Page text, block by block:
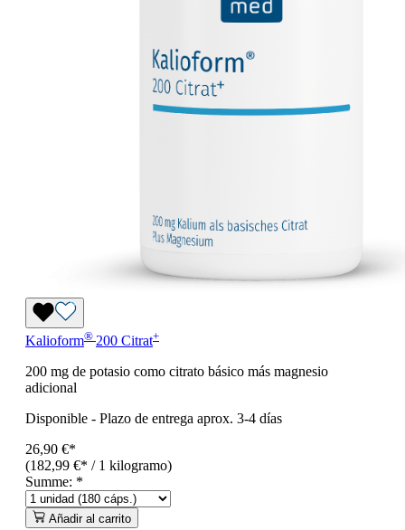
Kalioform® 200 Citrat+
200 mg de potasio como citrato básico más magnesio
adicional
Disponible - Plazo de entrega aprox. 3-4 días
26,90 €*
(182,99 €* / 1 kilogramo)
Summe: *
Añadir al carrito